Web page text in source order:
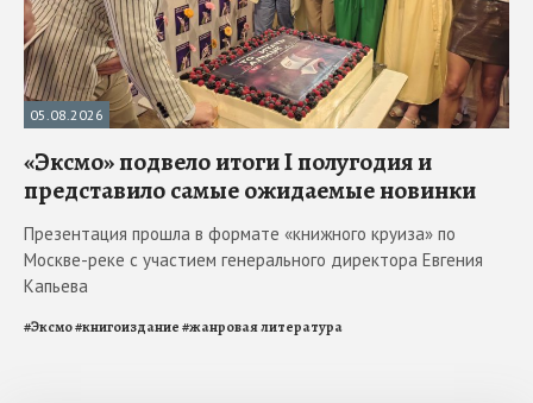
05.08.2026
«Эксмо» подвело итоги I полугодия и
представило самые ожидаемые новинки
Презентация прошла в формате «книжного круиза» по
Москве-реке с участием генерального директора Евгения
Капьева
#Эксмо#книгоиздание#жанровая литература